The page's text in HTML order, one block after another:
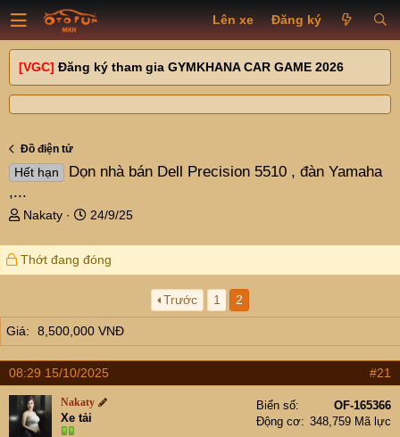
Lên xe Đăng ký
[VGC] Đăng ký tham gia GYMKHANA CAR GAME 2026
Đồ điện tử
Hết hạn
Dọn nhà bán Dell Precision 5510 , đàn Yamaha
,...
T
r
e
s
t
a
t
e
r
Nakaty
N
à
y
i
24/9/25
Thớt đang đóng
Trước 1 2
Giá 8,500,000 VNĐ
08:29 15/10/2025 #21
Nakaty
Xe tải
Biển số
OF-165366
Động cơ
348,759 Mã lực